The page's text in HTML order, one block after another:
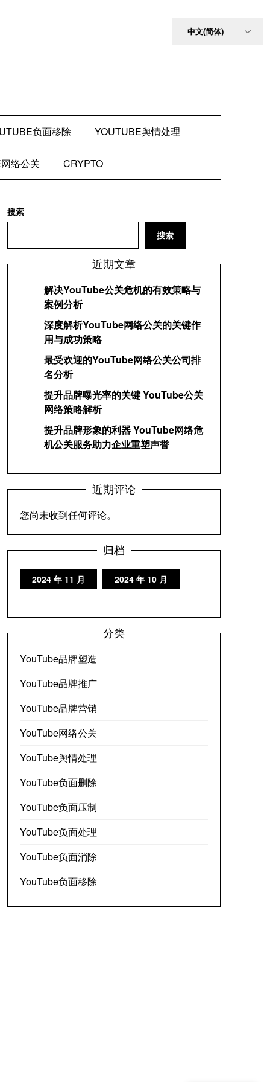
负面移除 YOUTUBE舆情处理
络公关 CRYPTO
搜索
搜索
近期文章
解决YouTube公关危机的有效策略与
案例分析
深度解析YouTube网络公关的关键作
用与成功策略
最受欢迎的YouTube网络公关公司排
名分析
提升品牌曝光率的关键 YouTube公关
网络策略解析
提升品牌形象的利器 YouTube网络危
机公关服务助力企业重塑声誉
近期评论
您尚未收到任何评论。
归档
2024 年 11 月 2024 年 10 月
分类
YouTube品牌塑造
YouTube品牌推广
YouTube品牌营销
YouTube网络公关
YouTube舆情处理
YouTube负面删除
YouTube负面压制
YouTube负面处理
YouTube负面消除
YouTube负面移除